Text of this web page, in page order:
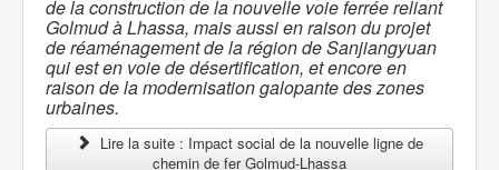
de la construction de la nouvelle voie ferrée reliant
Golmud à Lhassa, mais aussi en raison du projet
de réaménagement de la région de Sanjiangyuan
qui est en voie de désertification, et encore en
raison de la modernisation galopante des zones
urbaines.
Lire la suite : Impact social de la nouvelle ligne de
chemin de fer Golmud-Lhassa